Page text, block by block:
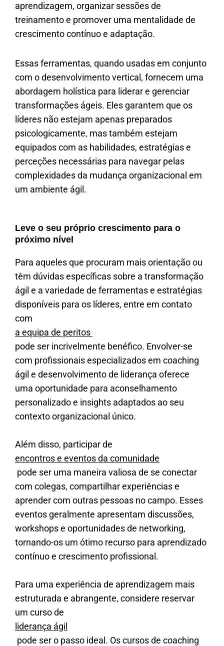
aprendizagem, organizar sessões de
treinamento e promover uma mentalidade de
crescimento contínuo e adaptação.
Essas ferramentas, quando usadas em conjunto
com o desenvolvimento vertical, fornecem uma
abordagem holística para liderar e gerenciar
transformações ágeis. Eles garantem que os
líderes não estejam apenas preparados
psicologicamente, mas também estejam
equipados com as habilidades, estratégias e
perceções necessárias para navegar pelas
complexidades da mudança organizacional em
um ambiente ágil.
Leve o seu próprio crescimento para o
próximo nível
Para aqueles que procuram mais orientação ou
têm dúvidas específicas sobre a transformação
ágil e a variedade de ferramentas e estratégias
disponíveis para os líderes, entre em contato
com
a equipa de peritos
pode ser incrivelmente benéfico. Envolver-se
com profissionais especializados em coaching
ágil e desenvolvimento de liderança oferece
uma oportunidade para aconselhamento
personalizado e insights adaptados ao seu
contexto organizacional único.
Além disso, participar de
encontros e eventos da comunidade
pode ser uma maneira valiosa de se conectar
com colegas, compartilhar experiências e
aprender com outras pessoas no campo. Esses
eventos geralmente apresentam discussões,
workshops e oportunidades de networking,
tornando-os um ótimo recurso para aprendizado
contínuo e crescimento profissional.
Para uma experiência de aprendizagem mais
estruturada e abrangente, considere reservar
um curso de
liderança ágil
pode ser o passo ideal. Os cursos de coaching